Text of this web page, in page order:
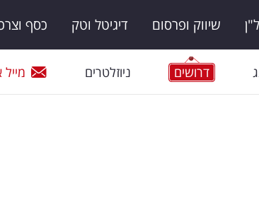
שיווק ופרסום דיגיטל וטק כסף
דרושים ניוזלטרים